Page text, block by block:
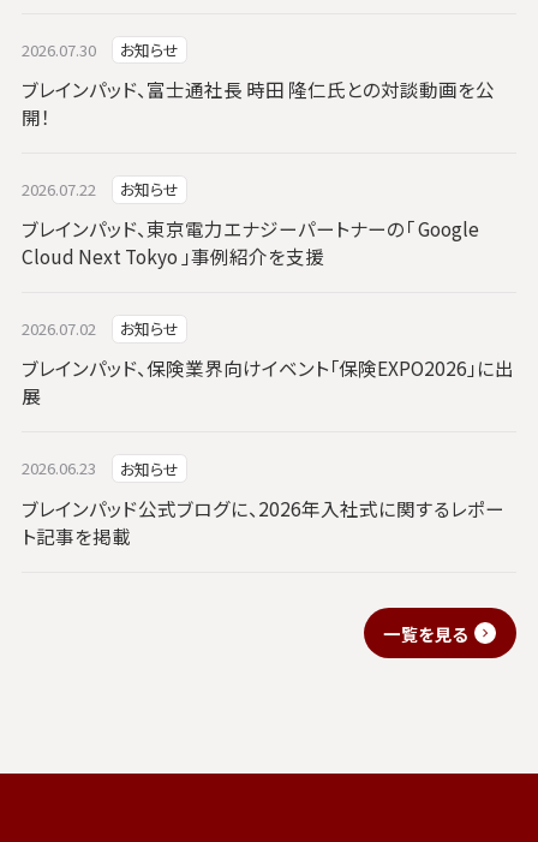
2026.07.30 お知らせ
ブレインパッド、富士通社長 時田 隆仁氏との対談動画を公
開！
2026.07.22 お知らせ
ブレインパッド、東京電力エナジーパートナーの「 Google
Cloud Next Tokyo 」事例紹介を支援
2026.07.02 お知らせ
ブレインパッド、保険業界向けイベント「保険EXPO2026」に出
展
2026.06.23 お知らせ
ブレインパッド公式ブログに、2026年入社式に関するレポー
ト記事を掲載
一覧を見る